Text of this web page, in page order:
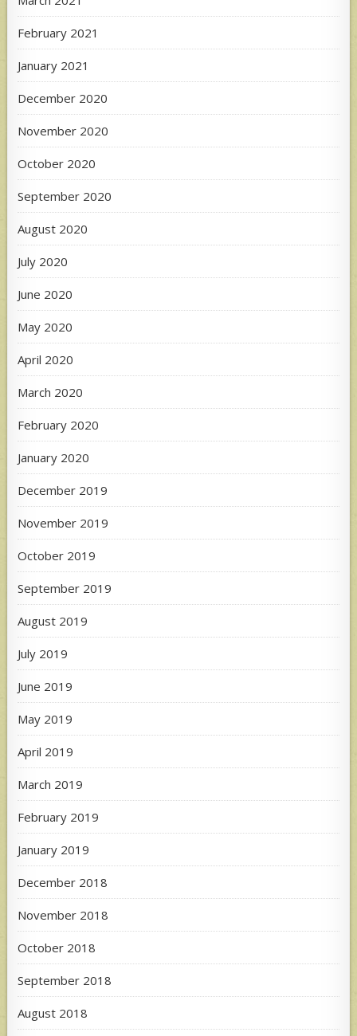
February 2021
January 2021
December 2020
November 2020
October 2020
September 2020
August 2020
July 2020
June 2020
May 2020
April 2020
March 2020
February 2020
January 2020
December 2019
November 2019
October 2019
September 2019
August 2019
July 2019
June 2019
May 2019
April 2019
March 2019
February 2019
January 2019
December 2018
November 2018
October 2018
September 2018
August 2018